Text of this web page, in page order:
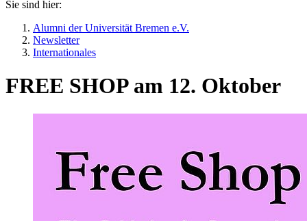
Sie sind hier:
Alumni der Universität Bremen e.V.
Newsletter
Internationales
FREE SHOP am 12. Oktober